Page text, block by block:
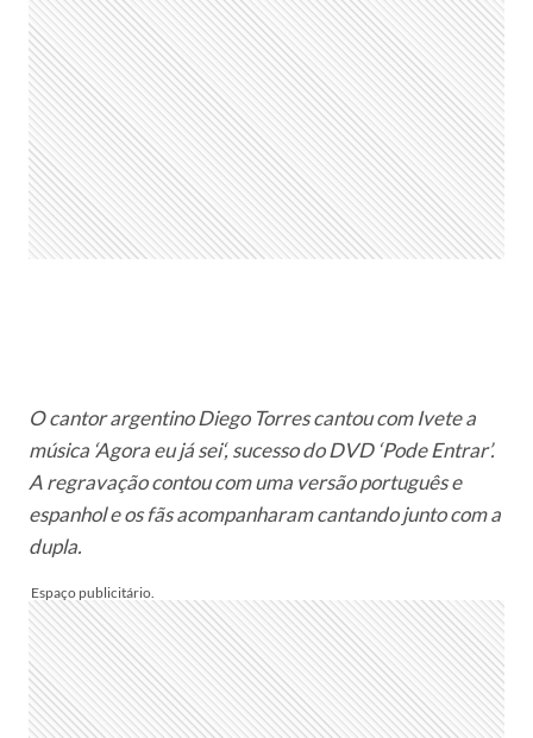
O cantor argentino Diego Torres cantou com Ivete a
música ‘Agora eu já sei‘, sucesso do DVD ‘Pode Entrar’.
A regravação contou com uma versão português e
espanhol e os fãs acompanharam cantando junto com a
dupla.